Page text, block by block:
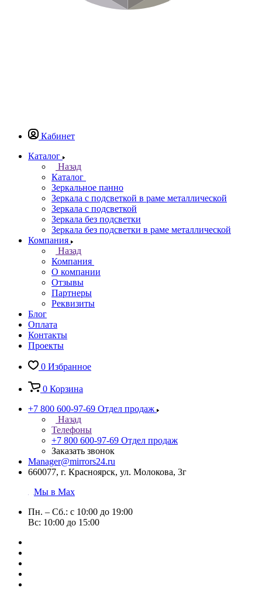
Кабинет
Каталог
Назад
Каталог
Зеркальное панно
Зеркала с подсветкой в раме металлической
Зеркала с подсветкой
Зеркала без подсветки
Зеркала без подсветки в раме металлической
Компания
Назад
Компания
О компании
Отзывы
Партнеры
Реквизиты
Блог
Оплата
Контакты
Проекты
0 Избранное
0 Корзина
+7 800 600-97-69 Отдел продаж
Назад
Телефоны
+7 800 600-97-69 Отдел продаж
Заказать звонок
Manager@mirrors24.ru
660077, г. Красноярск, ул. Молокова, 3г
Мы в Max
Пн. – Сб.: с 10:00 до 19:00
Вс: 10:00 до 15:00